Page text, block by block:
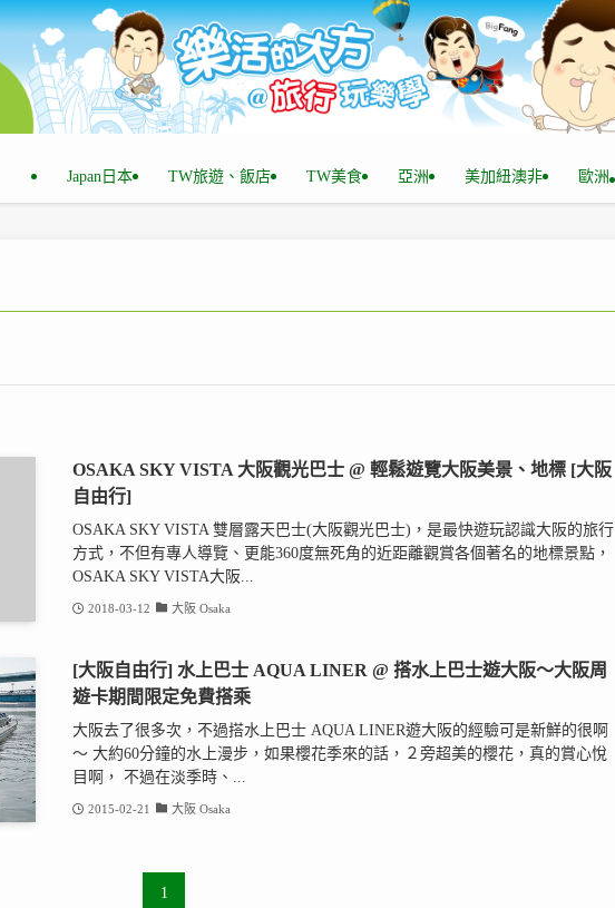
Japan日本 TW旅遊、飯店 TW美食 亞洲 美加紐澳非 歐洲
OSAKA SKY VISTA 大阪觀光巴士 @ 輕鬆遊覽大阪美景、地標 [大阪
自由行]
OSAKA SKY VISTA 雙層露天巴士(大阪觀光巴士)，是最快遊玩認識大阪的旅行
方式，不但有專人導覽、更能360度無死角的近距離觀賞各個著名的地標景點，
OSAKA SKY VISTA大阪...
2018-03-12 大阪 Osaka
[大阪自由行] 水上巴士 AQUA LINER @ 搭水上巴士遊大阪～大阪周
遊卡期間限定免費搭乘
大阪去了很多次，不過搭水上巴士 AQUA LINER遊大阪的經驗可是新鮮的很啊
～ 大約60分鐘的水上漫步，如果櫻花季來的話，２旁超美的櫻花，真的賞心悅
目啊， 不過在淡季時、...
2015-02-21 大阪 Osaka
1